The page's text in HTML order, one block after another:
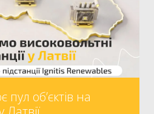
об’єктів на